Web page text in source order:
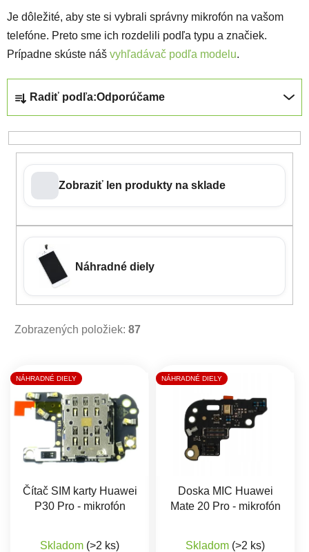
Je dôležité, aby ste si vybrali správny mikrofón na vašom
telefóne. Preto sme ich rozdelili podľa typu a značiek.
Prípadne skúste náš vyhľadávač podľa modelu.
Radiť podľa:Odporúčame
Zobraziť len produkty na sklade
Náhradné diely
Zobrazených položiek: 87
Výpis produktov
NÁHRADNÉ DIELY
Čítač SIM karty Huawei
P30 Pro - mikrofón
Skladom (>2 ks)
NÁHRADNÉ DIELY
Doska MIC Huawei
Mate 20 Pro - mikrofón
Skladom (>2 ks)